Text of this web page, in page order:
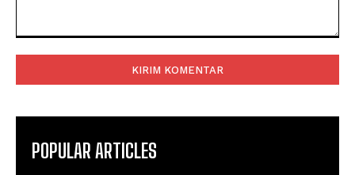
POPULAR ARTICLES